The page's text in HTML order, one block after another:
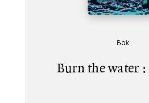
Bok
Burn the water :